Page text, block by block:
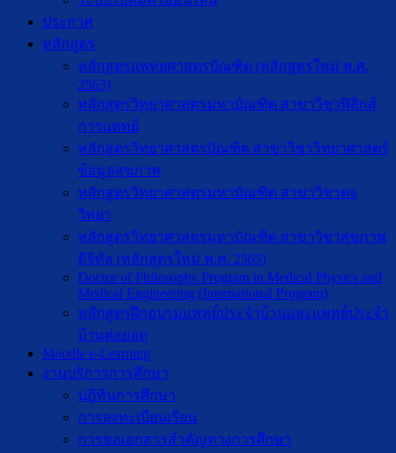
ประกาศ
หลักสูตร
หลักสูตรแพทยศาสตรบัณฑิต (หลักสูตรใหม่ พ.ศ.
2563)
หลักสูตรวิทยาศาสตรมหาบัณฑิต สาขาวิชาฟิสิกส์
การแพทย์
หลักสูตรวิทยาศาสตรบัณฑิต สาขาวิชาวิทยาศาสตร์
ข้อมูลสุขภาพ
หลักสูตรวิทยาศาสตรมหาบัณฑิต สาขาวิชาตจ
วิทยา
หลักสูตรวิทยาศาสตรมหาบัณฑิต สาขาวิชาสุขภาพ
ดิจิทัล (หลักสูตรใหม่ พ.ศ. 2565)
Doctor of Philosophy Program in Medical Physics and
Medical Engineering (International Program)
หลักสูตรฝึกอบรมแพทย์ประจำบ้านและแพทย์ประจำ
บ้านต่อยอด
Moodle e-Learning
งานบริการการศึกษา
ปฎิทินการศึกษา
การลงทะเบียนเรียน
การขอเอกสารสำคัญทางการศึกษา